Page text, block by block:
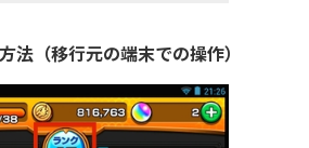
法（移行元の端末での操作）